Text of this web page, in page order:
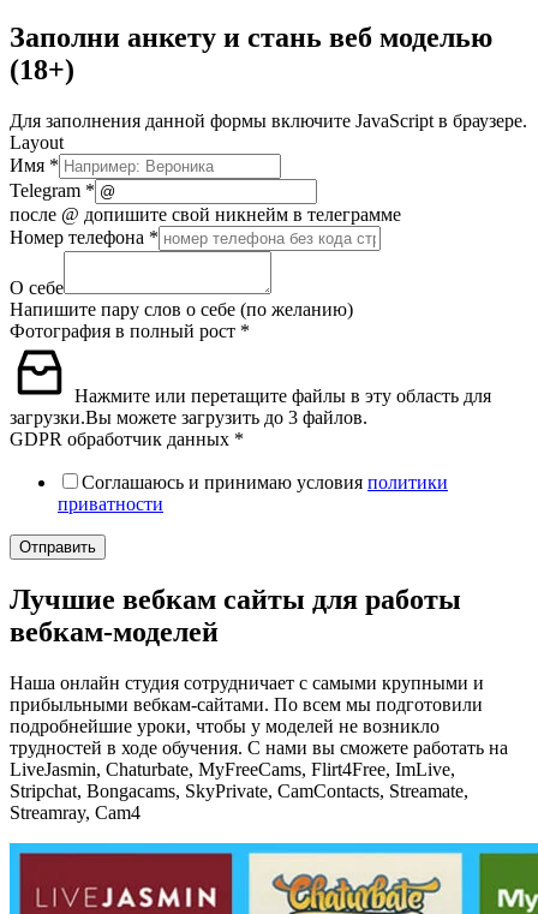
Заполни анкету и стань веб моделью
(18+)
Для заполнения данной формы включите JavaScript в браузере.
Layout
Имя *
Telegram *
после @ допишите свой никнейм в телеграмме
Номер телефона *
О себе
Напишите пару слов о себе (по желанию)
Фотография в полный рост *
Нажмите или перетащите файлы в эту область для
загрузки.Вы можете загрузить до 3 файлов.
GDPR обработчик данных *
Соглашаюсь и принимаю условия политики
приватности
Отправить
Лучшие вебкам сайты для работы
вебкам-моделей
Наша онлайн студия сотрудничает с самыми крупными и
прибыльными вебкам-сайтами. По всем мы подготовили
подробнейшие уроки, чтобы у моделей не возникло
трудностей в ходе обучения. С нами вы сможете работать на
LiveJasmin, Chaturbate, MyFreeCams, Flirt4Free, ImLive,
Stripchat, Bongacams, SkyPrivate, CamContacts, Streamate,
Streamray, Cam4